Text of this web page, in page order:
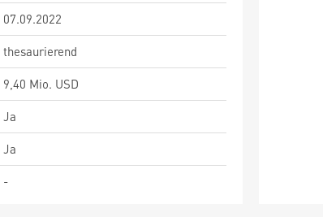
07.09.2022
thesaurierend
9,40 Mio. USD
Ja
Ja
-